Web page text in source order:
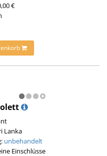
€
Lanka
unbehandelt
Einschlüsse